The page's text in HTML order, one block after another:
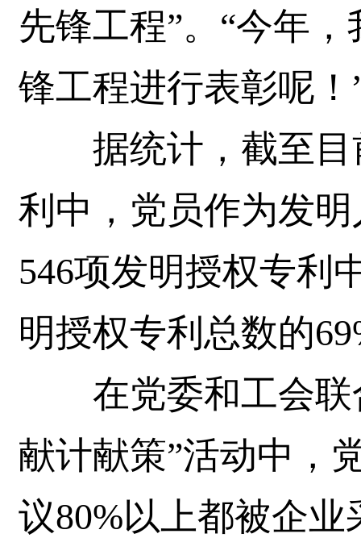
先锋工程”。“今年
锋工程进行表彰呢
据统计，截至目
利中，党员作为发
546项发明授权专利
明授权专利总数的
在党委和工会联
献计献策”活动中，
议80%以上都被企